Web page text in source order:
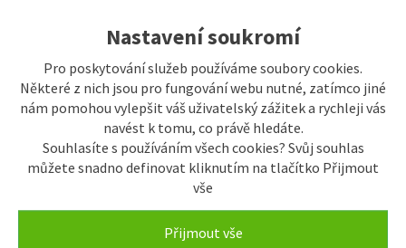
Nastavení soukromí
Pro poskytování služeb používáme soubory cookies.
Některé z nich jsou pro fungování webu nutné, zatímco jiné
nám pomohou vylepšit váš uživatelský zážitek a rychleji vás
navést k tomu, co právě hledáte.
Souhlasíte s používáním všech cookies? Svůj souhlas
můžete snadno definovat kliknutím na tlačítko Přijmout
vše
Přijmout vše
SKLADEM
Matrice děrovaná průměr
otvoru 6 pro RM/S/TS 12 | RM
1.076 Kč